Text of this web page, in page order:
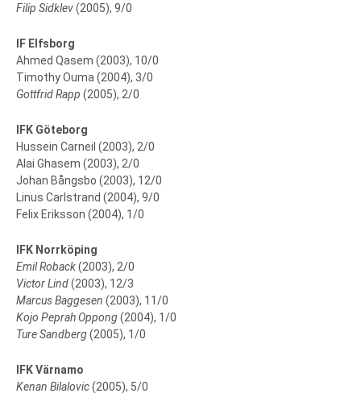
Filip Sidklev(2005), 9/0
IF Elfsborg
Ahmed Qasem (2003), 10/0
Timothy Ouma (2004), 3/0
Gottfrid Rapp (2005), 2/0
IFK Göteborg
Hussein Carneil (2003), 2/0
Alai Ghasem (2003), 2/0
Johan Bångsbo (2003), 12/0
Linus Carlstrand (2004), 9/0
Felix Eriksson (2004), 1/0
IFK Norrköping
Emil Roback(2003), 2/0
Victor Lind(2003), 12/3
Marcus Baggesen (2003), 11/0
Kojo Peprah Oppong(2004), 1/0
Ture Sandberg(2005), 1/0
IFK Värnamo
Kenan Bilalovic(2005), 5/0